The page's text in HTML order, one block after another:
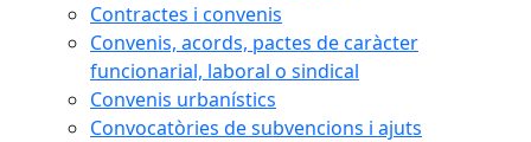
Contractes i convenis
Convenis, acords, pactes de caràcter
funcionarial, laboral o sindical
Convenis urbanístics
Convocatòries de subvencions i ajuts